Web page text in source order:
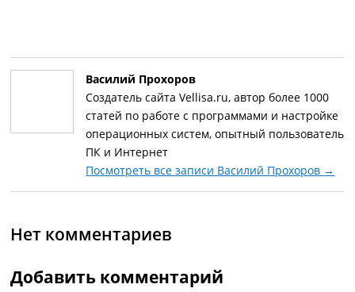
Василий Прохоров
Создатель сайта Vellisa.ru, автор более 1000
статей по работе с программами и настройке
операционных систем, опытный пользователь
ПК и Интернет
Посмотреть все записи Василий Прохоров →
Нет комментариев
Добавить комментарий